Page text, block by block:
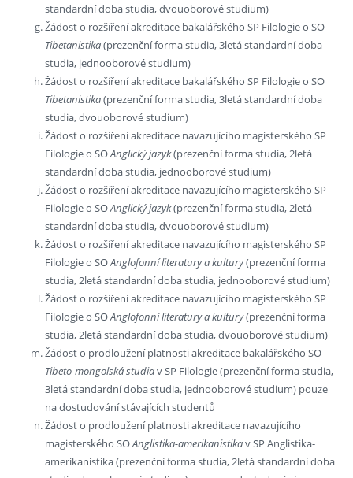
standardní doba studia, dvouoborové studium)
Žádost o rozšíření akreditace bakalářského SP Filologie o SO
Tibetanistika(prezenční forma studia, 3letá standardní doba
studia, jednooborové studium)
Žádost o rozšíření akreditace bakalářského SP Filologie o SO
Tibetanistika(prezenční forma studia, 3letá standardní doba
studia, dvouoborové studium)
Žádost o rozšíření akreditace navazujícího magisterského SP
Filologie o SOAnglický jazyk(prezenční forma studia, 2letá
standardní doba studia, jednooborové studium)
Žádost o rozšíření akreditace navazujícího magisterského SP
Filologie o SOAnglický jazyk(prezenční forma studia, 2letá
standardní doba studia, dvouoborové studium)
Žádost o rozšíření akreditace navazujícího magisterského SP
Filologie o SOAnglofonní literatury a kultury(prezenční forma
studia, 2letá standardní doba studia, jednooborové studium)
Žádost o rozšíření akreditace navazujícího magisterského SP
Filologie o SOAnglofonní literatury a kultury(prezenční forma
studia, 2letá standardní doba studia, dvouoborové studium)
Žádost o prodloužení platnosti akreditace bakalářského SO
Tibeto-mongolská studiav SP Filologie (prezenční forma studia,
3letá standardní doba studia, jednooborové studium) pouze
na dostudování stávajících studentů
Žádost o prodloužení platnosti akreditace navazujícího
magisterského SOAnglistika-amerikanistikav SP Anglistika-
amerikanistika (prezenční forma studia, 2letá standardní doba